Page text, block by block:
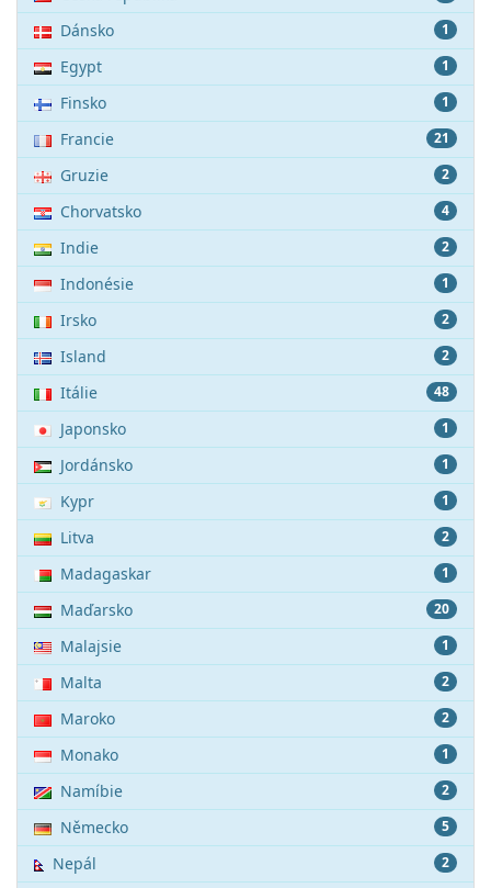
1
Dánsko
1
Egypt
1
Finsko
21
Francie
2
Gruzie
4
Chorvatsko
2
Indie
1
Indonésie
2
Irsko
2
Island
48
Itálie
1
Japonsko
1
Jordánsko
1
Kypr
2
Litva
1
Madagaskar
20
Maďarsko
1
Malajsie
2
Malta
2
Maroko
1
Monako
2
Namíbie
5
Německo
2
Nepál